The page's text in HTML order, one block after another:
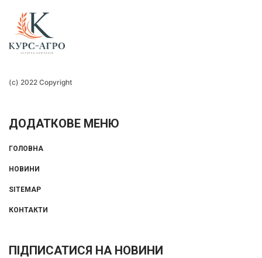
(c) 2022 Copyright
ДОДАТКОВЕ МЕНЮ
ГОЛОВНА
НОВИНИ
SITEMAP
КОНТАКТИ
ПІДПИСАТИСЯ НА НОВИНИ